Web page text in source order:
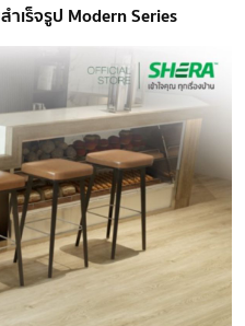
ำเร็จรูป Modern Series